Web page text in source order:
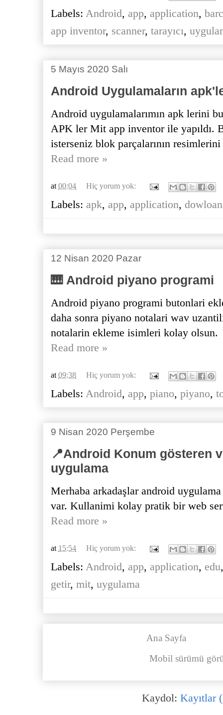
Labels: Android, app, application,
app inventor, scanner, tarayıcı,
5 Mayıs 2020 Salı
Android Uygulamaların
Android uygulamalarımın apk lerini
APK ler Mit app inventor ile yapıldı.
isterseniz blok parçalarının
Read more »
at00:04 Hiç yorum yok:
Labels: apk, app, application,
12 Nisan 2020 Pazar
🎹 Android piyano programi
Android piyano programi butonlari
daha sonra piyano notalari wav
notalarin ekleme isimleri kolay olsun.
Read more »
at09:38 Hiç yorum yok:
Labels: Android, app, piano, piyano,
9 Nisan 2020 Perşembe
📍Android Konum gösteren
uygulama
Merhaba arkadaşlar android
var. Kullanimi kolay pratik bir web
Read more »
at 15:54 Hiç yorum yok:
Labels: Android, app, application, edu
getir, mit, uygulama
Ana Sayfa
Mobil sürümü
Kaydol:Kayıtlar